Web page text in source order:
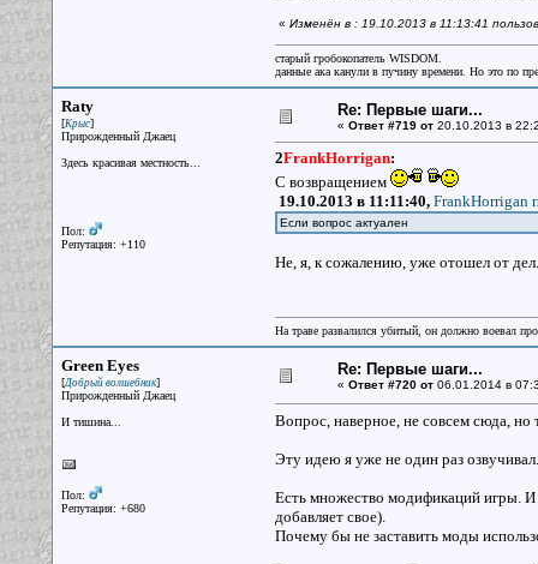
« Изменён в : 19.10.2013 в 11:13:41
старый гробокопатель WISDOM.
данные ака канули в пучину времени. Но это по
Raty
[Крыс]
Прирожденный Джаец
Здесь красивая местность...
Пол:
Репутация: +110
Re: Первые шаги...
« Ответ #719 от20.10.2013 в
2FrankHorrigan:
С возвращением
19.10.2013 в 11:11:40, FrankHorrigan
Если вопрос актуален
Не, я, к сожалению, уже отошел от
На траве развалился убитый, он должно воевал
Green Eyes
[Добрый волшебник]
Прирожденный Джаец
И тишина...
Пол:
Репутация: +680
Re: Первые шаги...
« Ответ #720 от06.01.2014 в
Вопрос, наверное, не совсем сюда, но
Эту идею я уже не один раз
Есть множество модификаций игры. И
добавляет свое).
Почему бы не заставить моды